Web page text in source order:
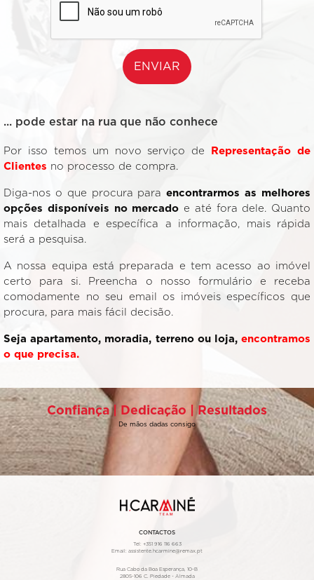
... pode estar na rua que não conhece
Por isso temos um novo serviço de
Representação de
Clientes no processo de compra.
Diga-nos o que procura paraencontrarmos as melhores
opções disponíveis no mercado e até fora dele. Quanto
mais detalhada e específica a informação, mais rápida
será a pesquisa.
A nossa equipa está preparada e tem acesso ao imóvel
certo para si. Preencha o nosso formulário e receba
comodamente no seu email os imóveis específicos que
procura, para mais fácil decisão.
Seja apartamento, moradia, terreno ou loja, encontramos
o que precisa.
ENVIAR
Confiança | Dedicação | Resultados
De mãos dadas consigo
CONTACTOS
Tel: +351 916 116 663
Email: assistente.hcarmine@remax.pt
Rua Cabo da Boa Esperança, 10-B
2805-106 C. Piedade - Almada